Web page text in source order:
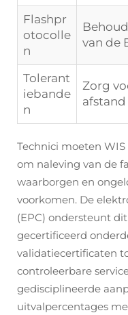
Flashpr
otocolle
n
van de
Tolerant
iebande
n
Zorg
afstand
Technici moeten
om naleving van de
waarborgen en
voorkomen. De
(EPC) ondersteunt
gecertificeerd
validatiecertificaten
controleerbare
gedisciplineerde
uitvalpercentages